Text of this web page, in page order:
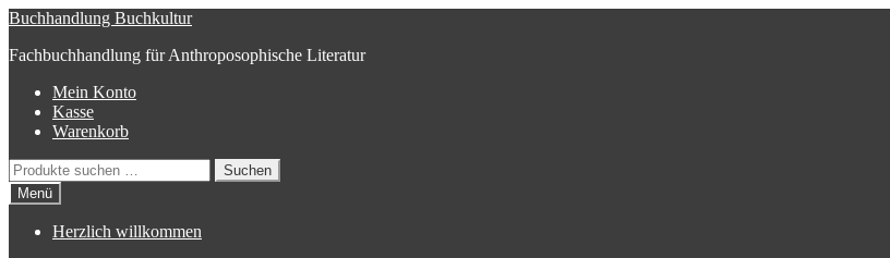
Zur
springen
Zum
springen
Buchhandlung Buchkultur
Fachbuchhandlung für Anthroposophische Literatur
Mein Konto
Kasse
Warenkorb
Suchen
nach:
Suchen
Menü
Herzlich willkommen